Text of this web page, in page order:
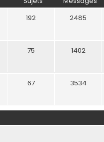
192 2485
75 1402
67 3534